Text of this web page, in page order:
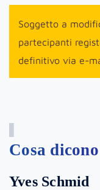
Soggetto a
partecipanti
definitivo via e-
Cosa
Yves Schmid